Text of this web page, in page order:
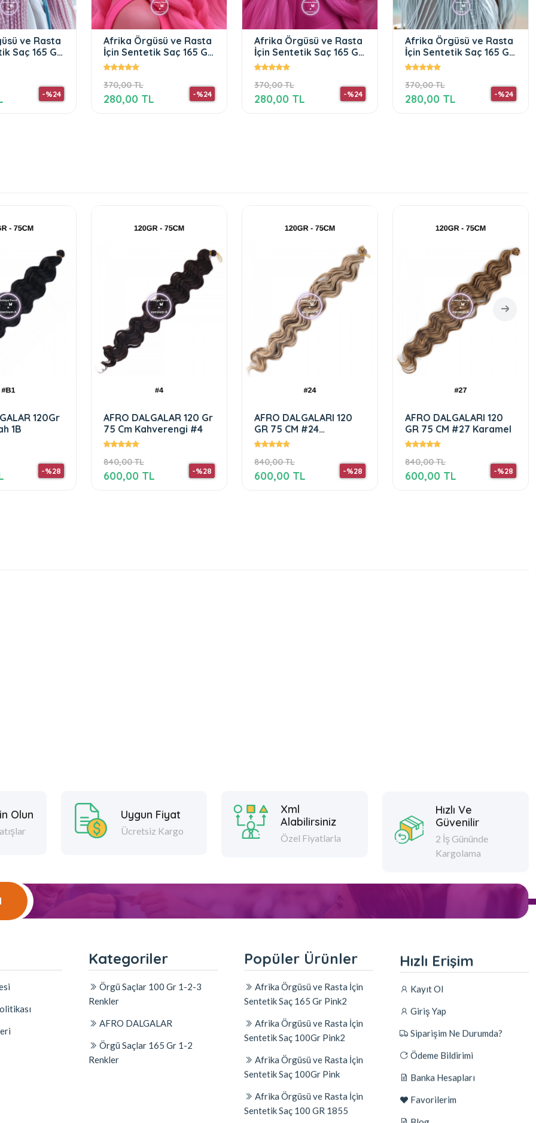
ve Rasta
Saç 165 Gr
-%24
Afrika Örgüsü ve Rasta
İçin Sentetik Saç 165 Gr
Pink
370,00 TL
-%24
280,00 TL
Afrika Örgüsü ve Rasta
İçin Sentetik Saç 165 Gr
1855
370,00 TL
-%24
280,00 TL
Afrika Örgüsü ve Rasta
İçin Sentetik Saç 165 Gr
Grey
370,00 TL
-%24
280,00 TL
120 Gr
Kahverengi #4
-%28
TL
AFRO DALGALARI 120
GR 75 CM #24
Balköpüğü
840,00 TL
-%28
600,00 TL
AFRO DALGALARI 120
GR 75 CM #27 Karamel
840,00 TL
-%28
600,00 TL
AFRO DALGALAR 120 Gr
75 Cm 613 Platin
840,00 TL
-%28
600,00 TL
Olun Uygun Fiyat
Ücretsiz Kargo
Xml
Alabilirsiniz
Özel Fiyatlarla
Hızlı Ve
Güvenilir
2 İş Gününde
Kargolama
Kategoriler
Örgü Saçlar 100 Gr 1-2-3
Renkler
AFRO DALGALAR
Örgü Saçlar 165 Gr 1-2
Renkler
Popüler Ürünler
Afrika Örgüsü ve Rasta İçin
Sentetik Saç 165 Gr Pink2
Afrika Örgüsü ve Rasta İçin
Sentetik Saç 100Gr Pink2
Afrika Örgüsü ve Rasta İçin
Sentetik Saç 100Gr Pink
Afrika Örgüsü ve Rasta İçin
Sentetik Saç 100 GR 1855
Hızlı Erişim
Kayıt Ol
Giriş Yap
Siparişim Ne Durumda?
Ödeme Bildirimi
Banka Hesapları
Favorilerim
Blog